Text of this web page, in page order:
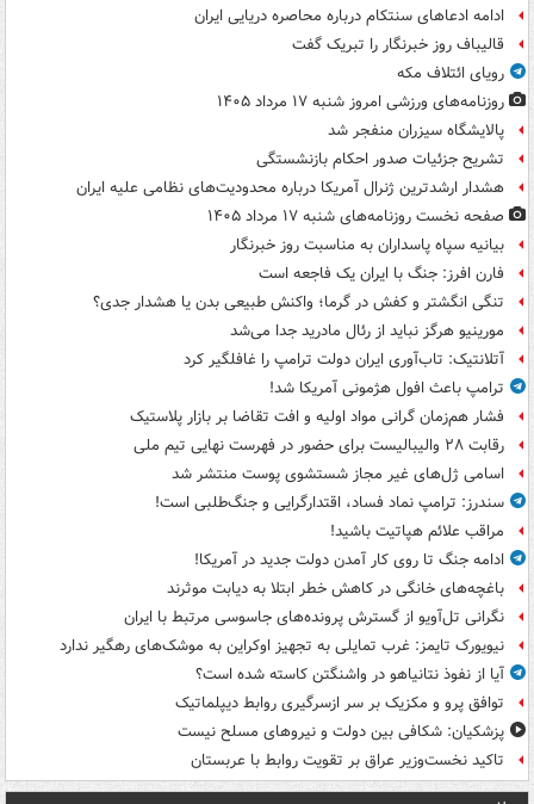
ادامه ادعاهای سنتکام درباره محاصره دریایی ایران
قالیباف روز خبرنگار را تبریک گفت
رویای ائتلاف مکه
روزنامه‌های ورزشی امروز ‌شنبه ۱۷ مرداد ۱۴۰۵
پالایشگاه سیزران منفجر شد
تشریح جزئیات صدور احکام بازنشستگی
هشدار ارشدترین ژنرال آمریکا درباره محدودیت‌های نظامی علیه ایران
صفحه نخست روزنامه‌های شنبه ۱۷ مرداد ۱۴۰۵
بیانیه سپاه پاسداران به مناسبت روز خبرنگار
فارن افرز: جنگ با ایران یک فاجعه است
تنگی انگشتر و کفش در گرما؛ واکنش طبیعی بدن یا هشدار جدی؟
مورینیو هرگز نباید از رئال مادرید جدا می‌شد
آتلانتیک: تاب‌آوری ایران دولت ترامپ را غافلگیر کرد
ترامپ باعث افول هژمونی آمریکا شد!
فشار هم‌زمان گرانی مواد اولیه و افت تقاضا بر بازار پلاستیک
رقابت ۲۸ والیبالیست برای حضور در فهرست نهایی تیم ملی
اسامی ژل‌های غیر مجاز شستشوی پوست منتشر شد
سندرز: ترامپ نماد فساد، اقتدارگرایی و جنگ‌طلبی است!
مراقب علائم هپاتیت باشید!
ادامه جنگ تا روی کار آمدن دولت جدید در آمریکا!
باغچه‌های خانگی در کاهش خطر ابتلا به دیابت موثرند
نگرانی تل‌آویو از گسترش پرونده‌های جاسوسی مرتبط با ایران
نیویورک تایمز: غرب تمایلی به تجهیز اوکراین به موشک‌های رهگیر ندارد
آیا از نفوذ نتانیاهو در واشنگتن کاسته شده است؟
توافق پرو و مکزیک بر سر ازسرگیری روابط دیپلماتیک
پزشکیان: شکافی بین دولت و نیروهای مسلح نیست
تاکید نخست‌وزیر عراق بر تقویت روابط با عربستان